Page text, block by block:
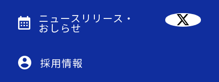
ニュースリリース・
おしらせ
採用情報